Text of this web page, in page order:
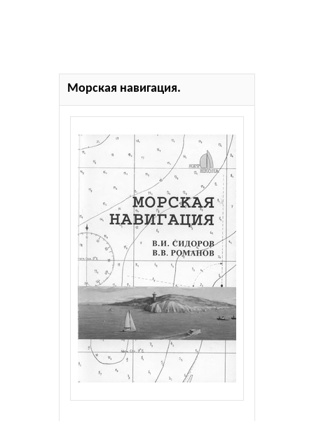
Морская навигация.